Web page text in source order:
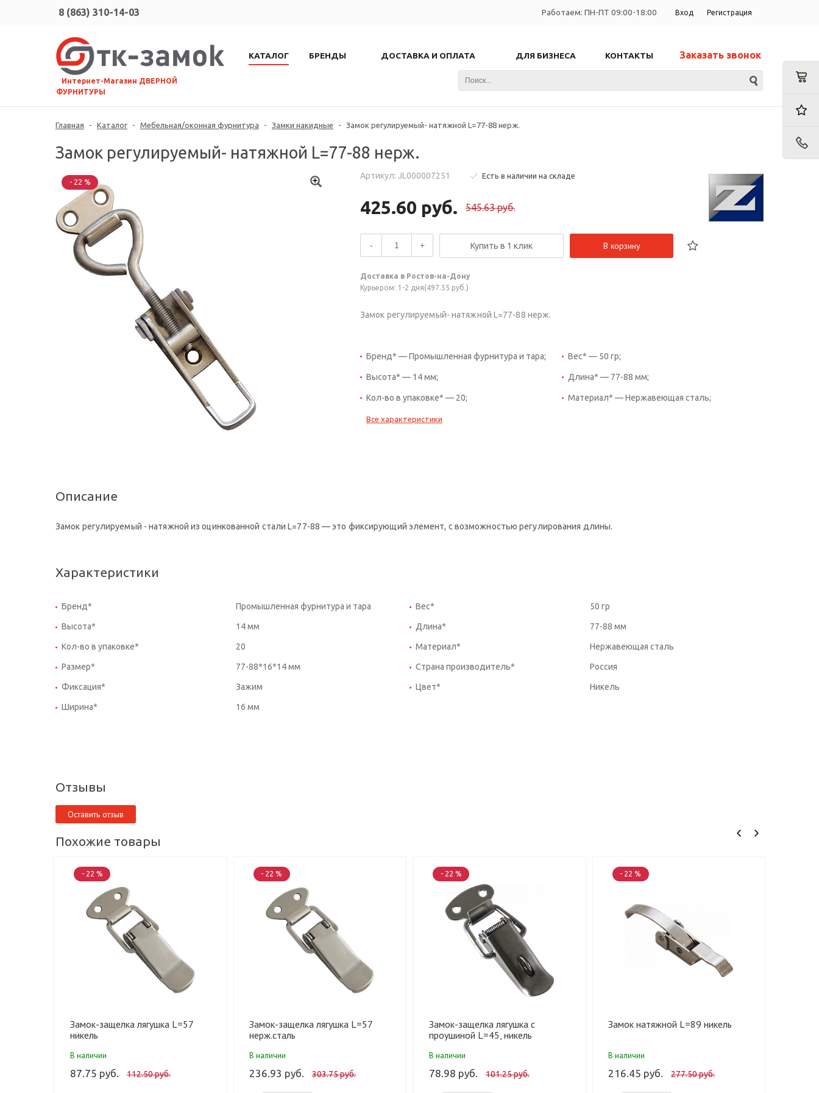
Вход Регистрация
Работаем: ПН-ПТ 09:00-18:00
8 (863) 310-14-03
⠀Интернет-Магазин ДВЕРНОЙ
ФУРНИТУРЫ
КАТАЛОГ БРЕНДЫ ДОСТАВКА И ОПЛАТА ДЛЯ БИЗНЕСА КОНТАКТЫ Заказать звонок
Главная - Каталог - Мебельная/оконная фурнитура - Замки накидные - Замок регулируемый- натяжной L=77-88 нерж.
Замок регулируемый- натяжной L=77-88 нерж.
- 22 %
Артикул: JL000007251 Есть в наличии на складе
425.60 руб. 545.63 руб.
- + Купить в 1 клик В корзину
Доставка в Ростов-на-Дону
Курьером: 1-2 дня(497.55 руб.)
Замок регулируемый- натяжной L=77-88 нерж.
Бренд* — Промышленная фурнитура и тара; Вес* — 50 гр;
Высота* — 14 мм; Длина* — 77-88 мм;
Кол-во в упаковке* — 20; Материал* — Нержавеющая сталь;
Все характеристики
Описание
Замок регулируемый - натяжной из оцинкованной стали L=77-88 — это фиксирующий элемент, с возможностью регулирования длины.
Характеристики
Бренд* Промышленная фурнитура и тара Вес* 50 гр
Высота* 14 мм Длина* 77-88 мм
Кол-во в упаковке* 20 Материал* Нержавеющая сталь
Размер* 77-88*16*14 мм Страна производитель* Россия
Фиксация* Зажим Цвет* Никель
Ширина* 16 мм
Отзывы
Оставить отзыв
Похожие товары
- 22 %
Замок-защелка лягушка L=57
никель
В наличии
87.75 руб. 112.50 руб.
- 22 %
Замок-защелка лягушка L=57
нерж.сталь
В наличии
236.93 руб. 303.75 руб.
- 22 %
Замок-защелка лягушка с
проушиной L=45, никель
В наличии
78.98 руб. 101.25 руб.
- 22 %
Замок натяжной L=89 никель
В наличии
216.45 руб. 277.50 руб.